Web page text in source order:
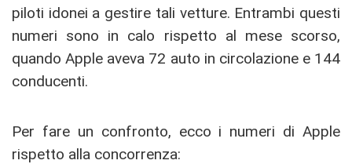
piloti idonei a gestire tali vetture. Entrambi questi
numeri sono in calo rispetto al mese scorso,
quando Apple aveva 72 auto in circolazione e 144
conducenti.
Per fare un confronto, ecco i numeri di Apple
rispetto alla concorrenza: